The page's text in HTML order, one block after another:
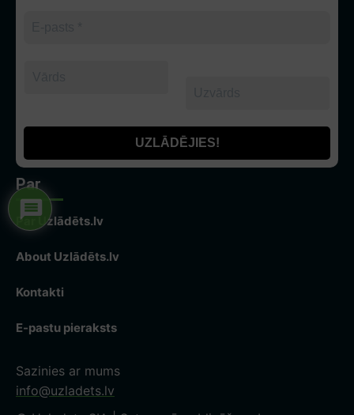
Par
Par Uzlādēts.lv
About Uzlādēts.lv
Kontakti
E-pastu pieraksts
Sazinies ar mums
info@uzladets.lv